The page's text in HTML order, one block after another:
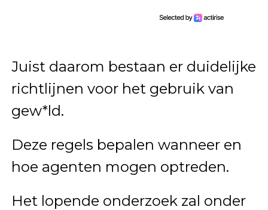
Juist daarom bestaan er duidelijke
richtlijnen voor het gebruik van
gew*ld.
Deze regels bepalen wanneer en
hoe agenten mogen optreden.
Het lopende onderzoek zal onder